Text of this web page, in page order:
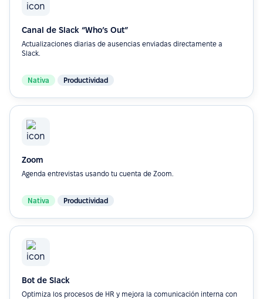
Canal de Slack “Who’s Out”
Actualizaciones diarias de ausencias enviadas directamente a
Slack.
Nativa Productividad
Zoom
Agenda entrevistas usando tu cuenta de Zoom.
Nativa Productividad
Bot de Slack
Optimiza los procesos de HR y mejora la comunicación interna con